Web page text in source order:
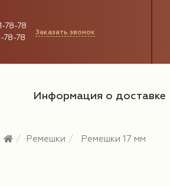
78-78
78-78
Заказать звонок
Информация о доставке
Ремешки Ремешки 17 мм